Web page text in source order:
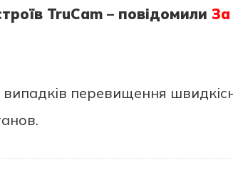
TruCam – повідомили За
перевищення